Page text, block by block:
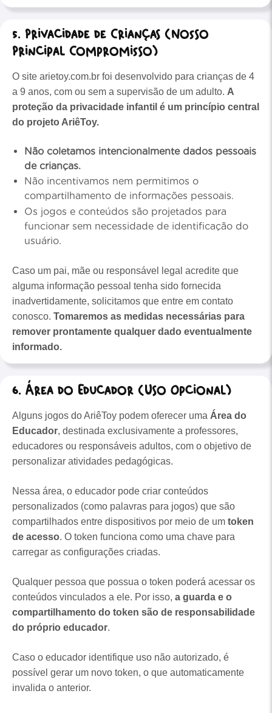
5. Privacidade de Crianças (Nosso
Principal Compromisso)
O site arietoy.com.br foi desenvolvido para crianças de 4
a 9 anos, com ou sem a supervisão de um adulto. A
proteção da privacidade infantil é um princípio central
do projeto AriêToy.
Não coletamos intencionalmente dados pessoais
de crianças.
Não incentivamos nem permitimos o
compartilhamento de informações pessoais.
Os jogos e conteúdos são projetados para
funcionar sem necessidade de identificação do
usuário.
Caso um pai, mãe ou responsável legal acredite que
alguma informação pessoal tenha sido fornecida
inadvertidamente, solicitamos que entre em contato
conosco. Tomaremos as medidas necessárias para
remover prontamente qualquer dado eventualmente
informado.
6. Área do Educador (Uso Opcional)
Alguns jogos do AriêToy podem oferecer uma Área do
Educador, destinada exclusivamente a professores,
educadores ou responsáveis adultos, com o objetivo de
personalizar atividades pedagógicas.
Nessa área, o educador pode criar conteúdos
personalizados (como palavras para jogos) que são
compartilhados entre dispositivos por meio de um token
de acesso. O token funciona como uma chave para
carregar as configurações criadas.
Qualquer pessoa que possua o token poderá acessar os
conteúdos vinculados a ele. Por isso, a guarda e o
compartilhamento do token são de responsabilidade
do próprio educador.
Caso o educador identifique uso não autorizado, é
possível gerar um novo token, o que automaticamente
invalida o anterior.